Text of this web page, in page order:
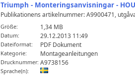
Triumph - Monteringsanvisningar -
Publikationens artikelnummer: A9900471,
Größe: 1,34 MB
Datum: 29.12.2013 11:49
Dateiformat: PDF Dokument
Kategorie: Montageanleitungen
Drucknummer: A9738156
Sprache(n):